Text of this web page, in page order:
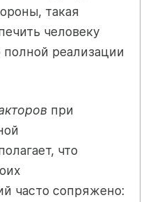
такая
человеку
реализации
при
что
часто сопряжено: